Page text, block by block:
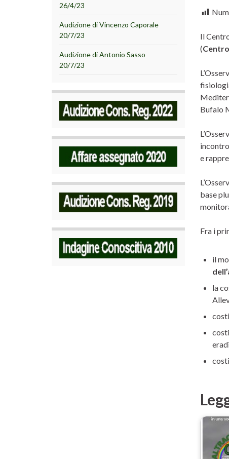
Il
(
Bufalo
e
base
Fra i
il
la
26/4/23
Audizione di Vincenzo Caporale
20/7/23
Audizione di Antonio Sasso
20/7/23